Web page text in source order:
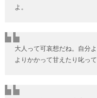
よ。
大人って可哀想だね。自分
よりかかって甘えたり叱っ